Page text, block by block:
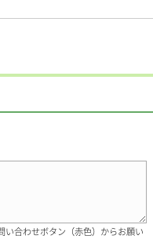
い合わせボタン（赤色）からお願い